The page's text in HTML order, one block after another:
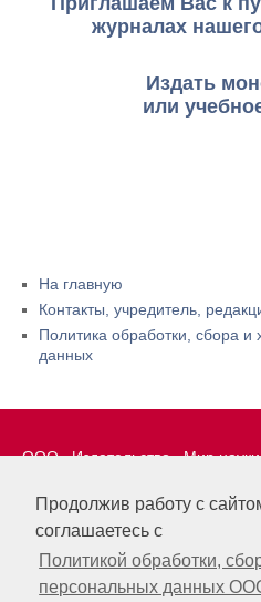
Продолжив работу с
соглашаетесь с
Политикой обработки,
персональных данных
журналах
Издать
или
На главную
Контакты, учредитель,
Политика обработки, сбора
данных
ООО «Издательство «Мир
LLC Материалы, размещенные
охраняются Законом о защите
прав. Публикация любых
этого сайта запрещена без
предварительного согласования
издательством. Авторские права